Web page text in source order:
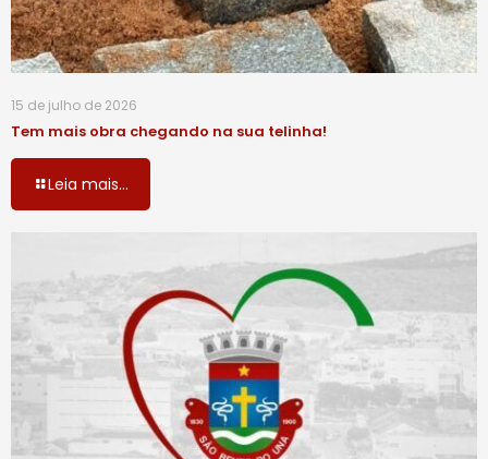
15 de julho de 2026
Tem mais obra chegando na sua telinha!
Leia mais...